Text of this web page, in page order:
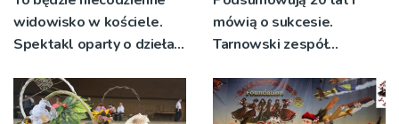
widowisko w kościele.
Spektakl oparty o dzieła
mówią o sukcesie.
Tarnowski zespół
zaprasza na koncert